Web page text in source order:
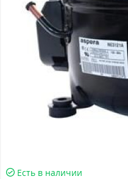
Есть в наличии